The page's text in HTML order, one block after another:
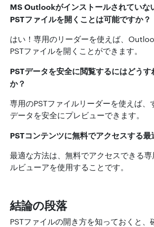
MS Outlookがインストールされていな
PSTファイルを開くことは可能ですか？
はい！専用のリーダーを使えば、
PSTファイルを開くことができます。
PSTデータを安全に閲覧するにはどう
か？
専用のPSTファイルリーダーを使えば、
データを安全にプレビューできます。
PSTコンテンツに無料でアクセスする最
最適な方法は、無料でアクセスできる専
ルビューアを使用することです。
結論の段落
PSTファイルの開き方を知っておくと、